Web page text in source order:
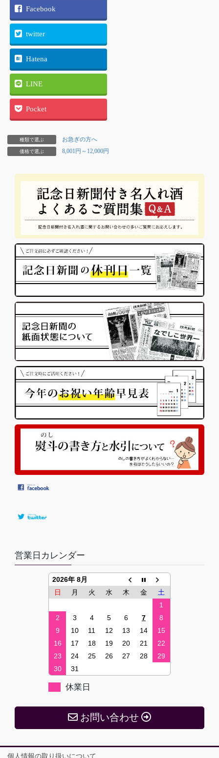
【定休日中の配送について】
金曜日13時以降のご注文につきましては、新聞お取り寄せの都合
上、【最短発送日が翌週の火曜】となります。
Facebook
twitter
Hatena
LINE
Pocket
種類で選ぶ お急ぎの方へ
価格で選ぶ 8,001円～12,000円
営業日カレンダー
2026年 8月
日
月 火 水 木 金
土
1
2
3 4 5 6 7
8
9
10 11 12 13 14
15
16
17 18 19 20 21
22
23
24 25 26 27 28
29
30
31
休業日
お問い合わせ
個人情報の取り扱いについて